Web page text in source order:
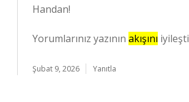
Handan!
Yorumlarınız yazının akışını
Şubat 9, 2026 Yanıtla